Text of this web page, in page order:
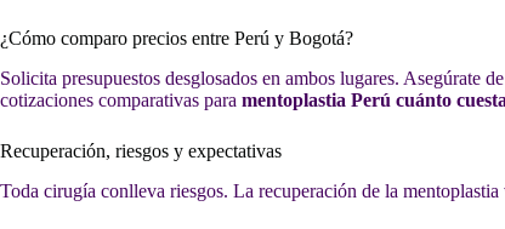
¿Cómo comparo precios entre Perú y Bogotá?
Solicita presupuestos desglosados en ambos lugares. Asegúrate
cotizaciones comparativas para mentoplastia Perú cuánto cuesta
Recuperación, riesgos y expectativas
Toda cirugía conlleva riesgos. La recuperación de la mentoplastia